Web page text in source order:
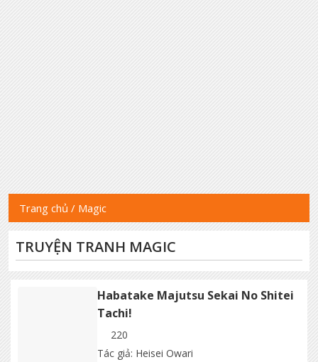
Trang chủ / Magic
TRUYỆN TRANH MAGIC
Habatake Majutsu Sekai No Shitei
Tachi!
220
Tác giả: Heisei Owari